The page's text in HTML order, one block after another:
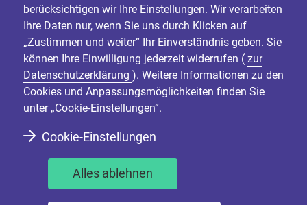
berücksichtigen wir Ihre Einstellungen. Wir verarbeiten
Ihre Daten nur, wenn Sie uns durch Klicken auf
„Zustimmen und weiter“ Ihr Einverständnis geben. Sie
können Ihre Einwilligung jederzeit widerrufen ( zur
Datenschutzerklärung ). Weitere Informationen zu den
Cookies und Anpassungsmöglichkeiten finden Sie
unter „Cookie-Einstellungen“.
Cookie-Einstellungen
Alles ablehnen